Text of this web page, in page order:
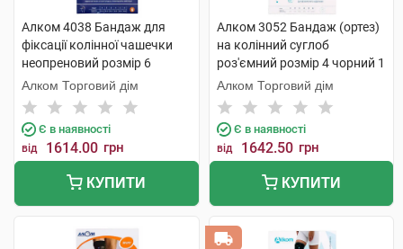
Алком 4038 Бандаж для
фіксації колінної чашечки
неопреновий розмір 6
чорний 1 шт
Алком Торговий дім
Є в наявності
від 1614.00 грн
КУПИТИ
Алком 3052 Бандаж (ортез)
на колінний суглоб
роз'ємний розмір 4 чорний 1
шт
Алком Торговий дім
Є в наявності
від 1642.50 грн
КУПИТИ